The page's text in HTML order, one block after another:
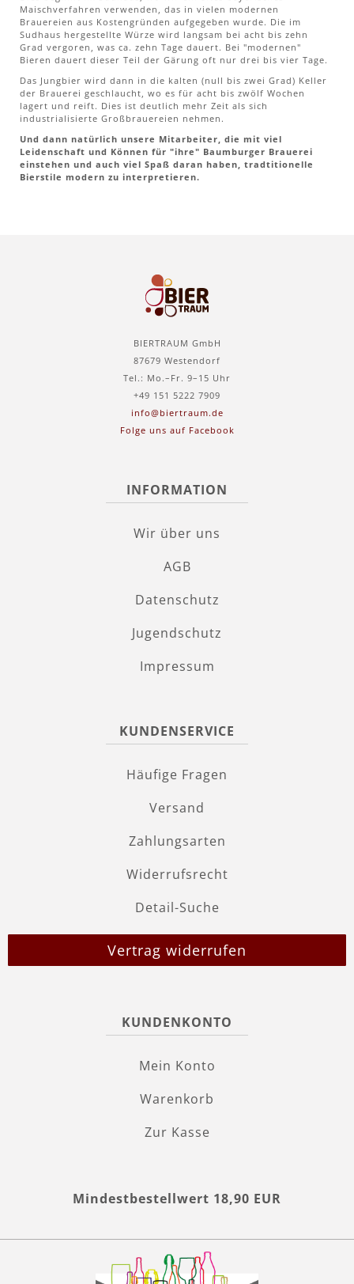
Maischverfahren verwenden, das in vielen modernen
Brauereien aus Kostengründen aufgegeben wurde. Die im
Sudhaus hergestellte Würze wird langsam bei acht bis zehn
Grad vergoren, was ca. zehn Tage dauert. Bei "modernen"
Bieren dauert dieser Teil der Gärung oft nur drei bis vier Tage.
Das Jungbier wird dann in die kalten (null bis zwei Grad) Keller
der Brauerei geschlaucht, wo es für acht bis zwölf Wochen
lagert und reift. Dies ist deutlich mehr Zeit als sich
industrialisierte Großbrauereien nehmen.
Und dann natürlich unsere Mitarbeiter, die mit viel
Leidenschaft und Können für "ihre" Baumburger Brauerei
einstehen und auch viel Spaß daran haben, tradtitionelle
Bierstile modern zu interpretieren.
BIERTRAUM GmbH
87679 Westendorf
Tel.: Mo.–Fr. 9–15 Uhr
+49 151 5222 7909
info@biertraum.de
Folge uns auf Facebook
INFORMATION
Wir über uns
AGB
Datenschutz
Jugendschutz
Impressum
KUNDENSERVICE
Häufige Fragen
Versand
Zahlungsarten
Widerrufsrecht
Detail-Suche
Vertrag widerrufen
KUNDENKONTO
Mein Konto
Warenkorb
Zur Kasse
Mindestbestellwert 18,90 EUR